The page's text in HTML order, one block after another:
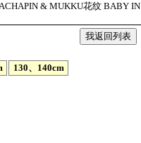
& MUKKU花纹 BABY IN
130、140cm